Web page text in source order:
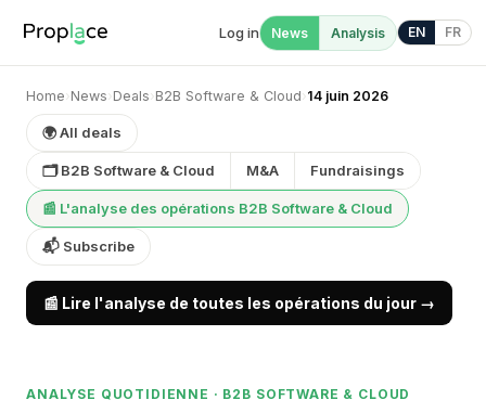
Log in News Analysis EN FR
Home› News› Deals› B2B Software & Cloud› 14 juin 2026
🌍 All deals
🗂 B2B Software & Cloud M&A Fundraisings
📰 L'analyse des opérations B2B Software & Cloud
📬 Subscribe
📰 Lire l'analyse de toutes les opérations du jour →
ANALYSE QUOTIDIENNE · B2B SOFTWARE & CLOUD